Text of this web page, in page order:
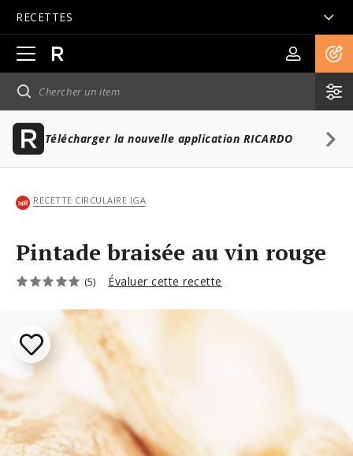
RECETTES
Ouvrir
la
navigation
principale
Télécharger la nouvelle application RICARDO
RECETTE CIRCULAIRE IGA
Pintade braisée au vin rouge
(5) Évaluer cette recette